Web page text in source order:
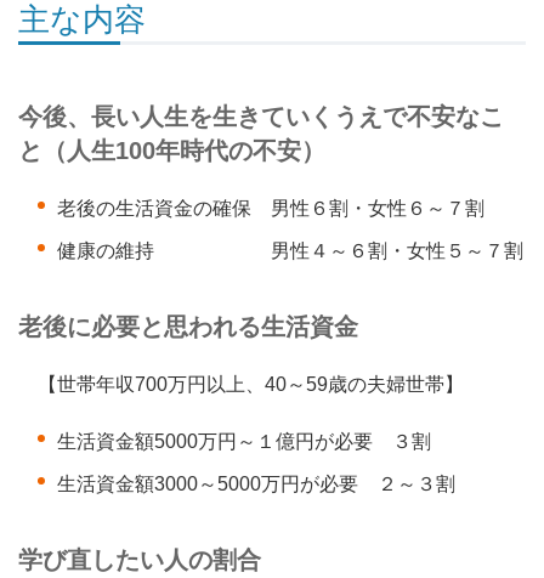
主な内容
今後、長い人生を生きていくうえで不安なこ
と（人生100年時代の不安）
老後の生活資金の確保 男性６割・女性６～７割
健康の維持 男性４～６割・女性５～７割
老後に必要と思われる生活資金
【世帯年収700万円以上、40～59歳の夫婦世帯】
生活資金額5000万円～１億円が必要 ３割
生活資金額3000～5000万円が必要 ２～３割
学び直したい人の割合